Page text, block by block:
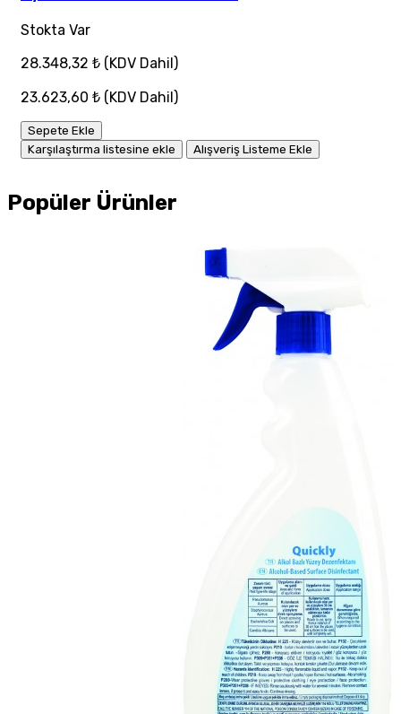
Stokta Var
28.348,32 ₺ (KDV Dahil)
23.623,60 ₺ (KDV Dahil)
Sepete Ekle
Karşılaştırma listesine ekle
Alışveriş Listeme Ekle
Popüler Ürünler